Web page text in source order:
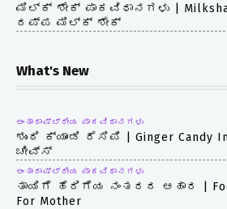
ಮಿಲ್ಕ್ ಶೇಕ್ ಪಾಕವಿಧಾನಗಳು |
ದಪ್ಪ ಮಿಲ್ಕ್ ಶೇಕ್
What's New
ಅಂತಾರಾಷ್ಟ್ರೀಯ ಪಾಕವಿಧಾನಗಳು
ಶುಂಠಿ ಕ್ಯಾಂಡಿ ರೆಸಿಪಿ | Ginger Candy In
ಚೀವ್ಸ್
ಅಂತಾರಾಷ್ಟ್ರೀಯ ಪಾಕವಿಧಾನಗಳು
ತಾಯಿಗೆ ಹೆರಿಗೆಯ ನಂತರದ ಆಹಾರ |
For Mother